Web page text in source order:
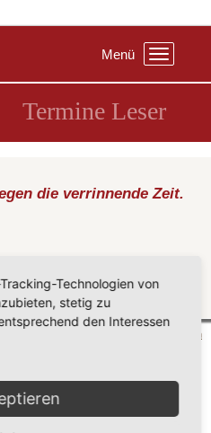
Toggle
Menü
Termine Leser
die verrinnende Zeit.
vicon
Technologien von
stetig zu
den Interessen